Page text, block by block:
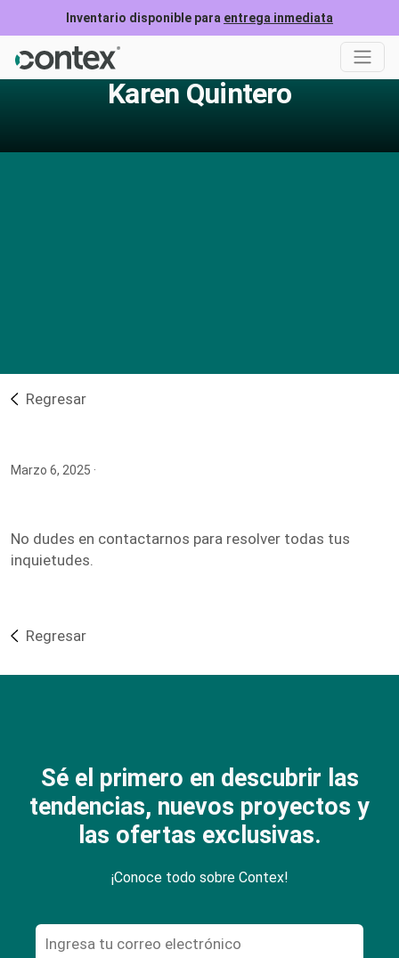
Inventario disponible para entrega inmediata
Karen Quintero
Regresar
Marzo 6, 2025 ·
No dudes en contactarnos para resolver todas tus
inquietudes.
Regresar
Sé el primero en descubrir las
tendencias, nuevos proyectos y
las ofertas exclusivas.
¡Conoce todo sobre Contex!